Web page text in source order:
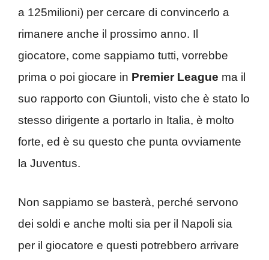
a 125milioni) per cercare di convincerlo a
rimanere anche il prossimo anno. Il
giocatore, come sappiamo tutti, vorrebbe
prima o poi giocare in Premier League ma il
suo rapporto con Giuntoli, visto che è stato lo
stesso dirigente a portarlo in Italia, è molto
forte, ed è su questo che punta ovviamente
la Juventus.
Non sappiamo se basterà, perché servono
dei soldi e anche molti sia per il Napoli sia
per il giocatore e questi potrebbero arrivare